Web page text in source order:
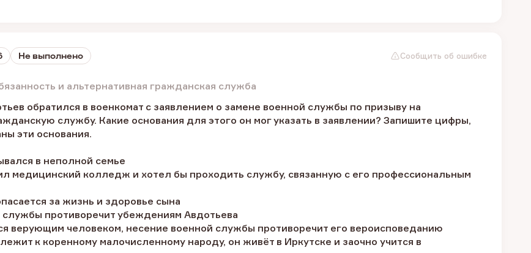
Не выполнено Сообщить об ошибке
и альтернативная гражданская служба
обратился в военкомат с заявлением о замене военной службы по призыву на
службу. Какие основания для этого он мог указать в заявлении? Запишите цифры,
эти основания.
в неполной семье
медицинский колледж и хотел бы проходить службу, связанную с его профессиональным
за жизнь и здоровье сына
противоречит убеждениям Авдотьева
верующим человеком, несение военной службы противоречит его вероисповеданию
к коренному малочисленному народу, он живёт в Иркутске и заочно учится в